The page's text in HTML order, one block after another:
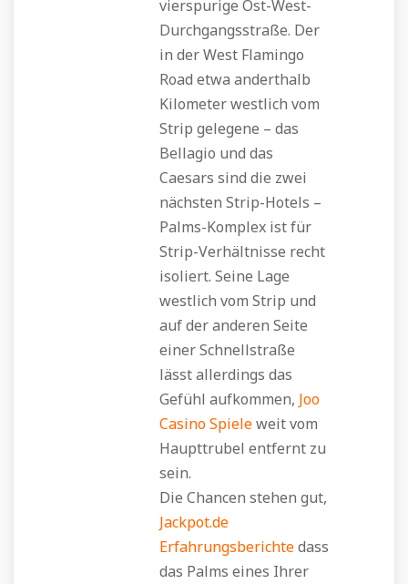
vierspurige Ost-West-
Durchgangsstraße. Der
in der West Flamingo
Road etwa anderthalb
Kilometer westlich vom
Strip gelegene – das
Bellagio und das
Caesars sind die zwei
nächsten Strip-Hotels –
Palms-Komplex ist für
Strip-Verhältnisse recht
isoliert. Seine Lage
westlich vom Strip und
auf der anderen Seite
einer Schnellstraße
lässt allerdings das
Gefühl aufkommen, Joo
Casino Spieleweit vom
Haupttrubel entfernt zu
sein.
Die Chancen stehen gut,
Jackpot.de
Erfahrungsberichtedass
das Palms eines Ihrer